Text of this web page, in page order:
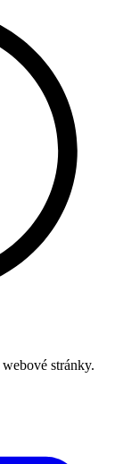
stránky.